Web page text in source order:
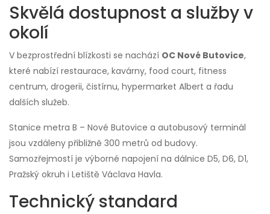
Skvělá dostupnost a služby v
okolí
V bezprostřední blízkosti se nachází OC Nové Butovice,
které nabízí restaurace, kavárny, food court, fitness
centrum, drogerii, čistírnu, hypermarket Albert a řadu
dalších služeb.
Stanice metra B – Nové Butovice a autobusový terminál
jsou vzdáleny přibližně 300 metrů od budovy.
Samozřejmostí je výborné napojení na dálnice D5, D6, D1,
Pražský okruh i Letiště Václava Havla.
Technický standard